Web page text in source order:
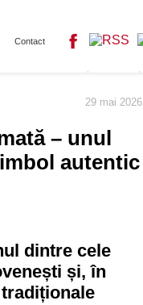
Contact
29 mai 2026
– unul
autentic
dintre cele
și, în